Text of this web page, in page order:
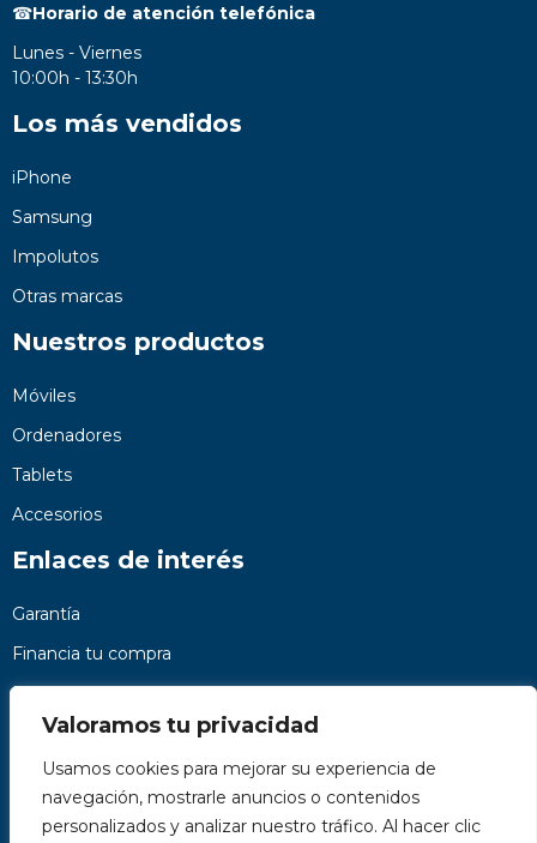
Valoramos tu privacidad
Usamos cookies para mejorar su experiencia de
navegación, mostrarle anuncios o contenidos
personalizados y analizar nuestro tráfico. Al hacer clic
☎Horario de atención telefónica
Lunes - Viernes
10:00h - 13:30h
Los más vendidos
iPhone
Samsung
Impolutos
Otras marcas
Nuestros productos
Móviles
Ordenadores
Tablets
Accesorios
Enlaces de interés
Garantía
Financia tu compra
Preguntas frecuentes
Nosotros
Contacto
Páginas legales